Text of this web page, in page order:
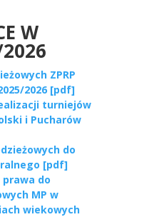
W
ZPRP
2026 [pdf]
turniejów
i Pucharów
do
[pdf]
do
MP w
wiekowych